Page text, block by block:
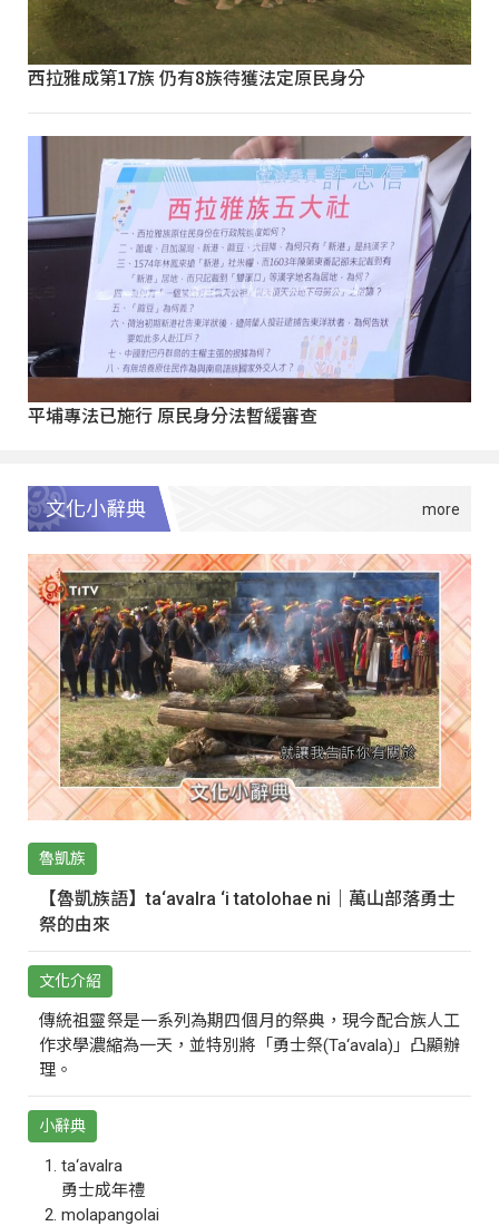
西拉雅成第17族 仍有8族待獲法定原民身分
平埔專法已施行 原民身分法暫緩審查
文化小辭典
魯凱族
【魯凱族語】ta‘avalra ‘i tatolohae ni｜萬山部落勇士
祭的由來
文化介紹
傳統祖靈祭是一系列為期四個月的祭典，現今配合族人工
作求學濃縮為一天，並特別將「勇士祭(Ta‘avala)」凸顯辦
理。
小辭典
ta‘avalra
勇士成年禮
molapangolai